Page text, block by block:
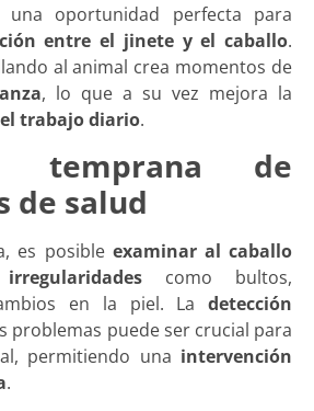
una oportunidad perfecta para
entre el jinete y el caballo.
al animal crea momentos de
, lo que a su vez mejora la
trabajo diario.
temprana de
de salud
es posible examinar al caballo
como bultos,
en la piel. La detección
problemas puede ser crucial para
permitiendo una intervención
.